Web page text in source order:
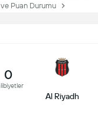
Puan Durumu
0
Al Riyadh